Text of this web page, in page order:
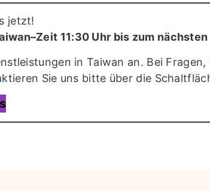
jetzt!
11:30 Uhr bis zum
in Taiwan an. Bei
Sie uns bitte über die